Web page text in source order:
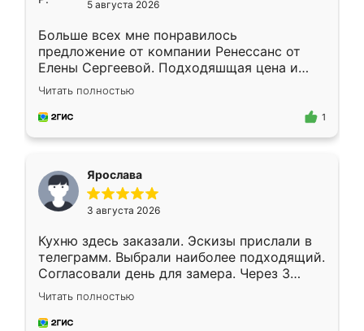
5 августа 2026
Больше всех мне понравилось
предложение от компании Ренессанс от
Елены Сергеевой. Подходяшщая цена и
короткие сроки изготовления. Приехавший
для замера сотрудник Владислав
предложил по моему эскизу самый
Читать полностью
1
Ярослава
3 августа 2026
Кухню здесь заказали. Эскизы прислали в
телеграмм. Выбрали наиболее подходящий.
Согласовали день для замера. Через 3
недели кухня была уже готова. Остались
довольны работой. Спасибо Ренессанс
мебель за качественную работу!
Читать полностью